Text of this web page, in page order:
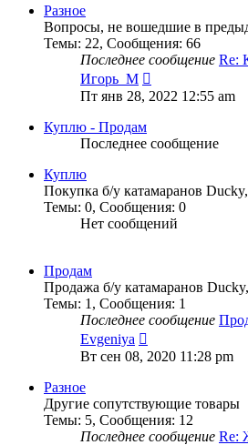
Разное
Вопросы, не вошедшие в
Темы: 22, Сообщения: 66
Последнее сообщение Re:
Игорь_М
к
Пт янв 28, 2022 12:55 am
Куплю - Продам
Последнее сообщение
Куплю
Покупка б/у катамаранов
Темы: 0, Сообщения: 0
Нет сообщений
Продам
Продажа б/у катамаранов
Темы: 1 , Сообщения: 1
Последнее сообщение
Evgeniya
к
последнему
Вт сен 08, 2020 11:28 pm
Разное
Другие сопутствующие товары
Темы: 5, Сообщения: 12
Последнее сообщение Re: